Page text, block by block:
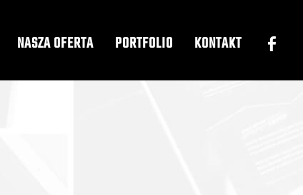
NASZA OFERTA PORTFOLIO KONTAKT